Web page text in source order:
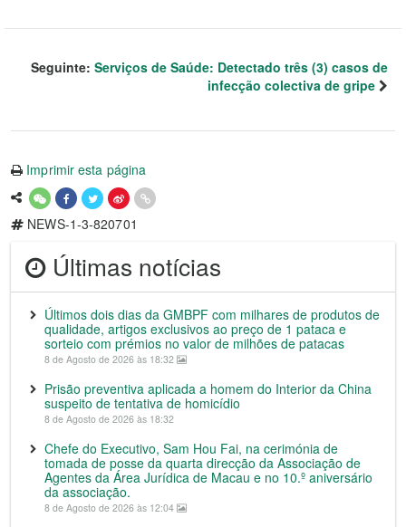
Seguinte: Serviços de Saúde: Detectado três (3) casos de
infecção colectiva de gripe
Imprimir esta página
NEWS-1-3-820701
Últimas notícias
Últimos dois dias da GMBPF com milhares de produtos de
qualidade, artigos exclusivos ao preço de 1 pataca e
sorteio com prémios no valor de milhões de patacas
8 de Agosto de 2026 às 18:32
Prisão preventiva aplicada a homem do Interior da China
suspeito de tentativa de homicídio
8 de Agosto de 2026 às 18:32
Chefe do Executivo, Sam Hou Fai, na cerimónia de
tomada de posse da quarta direcção da Associação de
Agentes da Área Jurídica de Macau e no 10.º aniversário
da associação.
8 de Agosto de 2026 às 12:04